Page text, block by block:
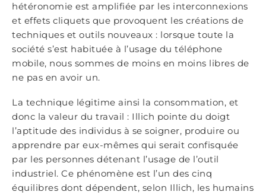
hétéronomie est amplifiée par les interconnexions
et effets cliquets que provoquent les créations de
techniques et outils nouveaux : lorsque toute la
société s’est habituée à l’usage du téléphone
mobile, nous sommes de moins en moins libres de
ne pas en avoir un.
La technique légitime ainsi la consommation, et
donc la valeur du travail : Illich pointe du doigt
l’aptitude des individus à se soigner, produire ou
apprendre par eux-mêmes qui serait confisquée
par les personnes détenant l’usage de l’outil
industriel. Ce phénomène est l’un des cinq
équilibres dont dépendent, selon Illich, les humains